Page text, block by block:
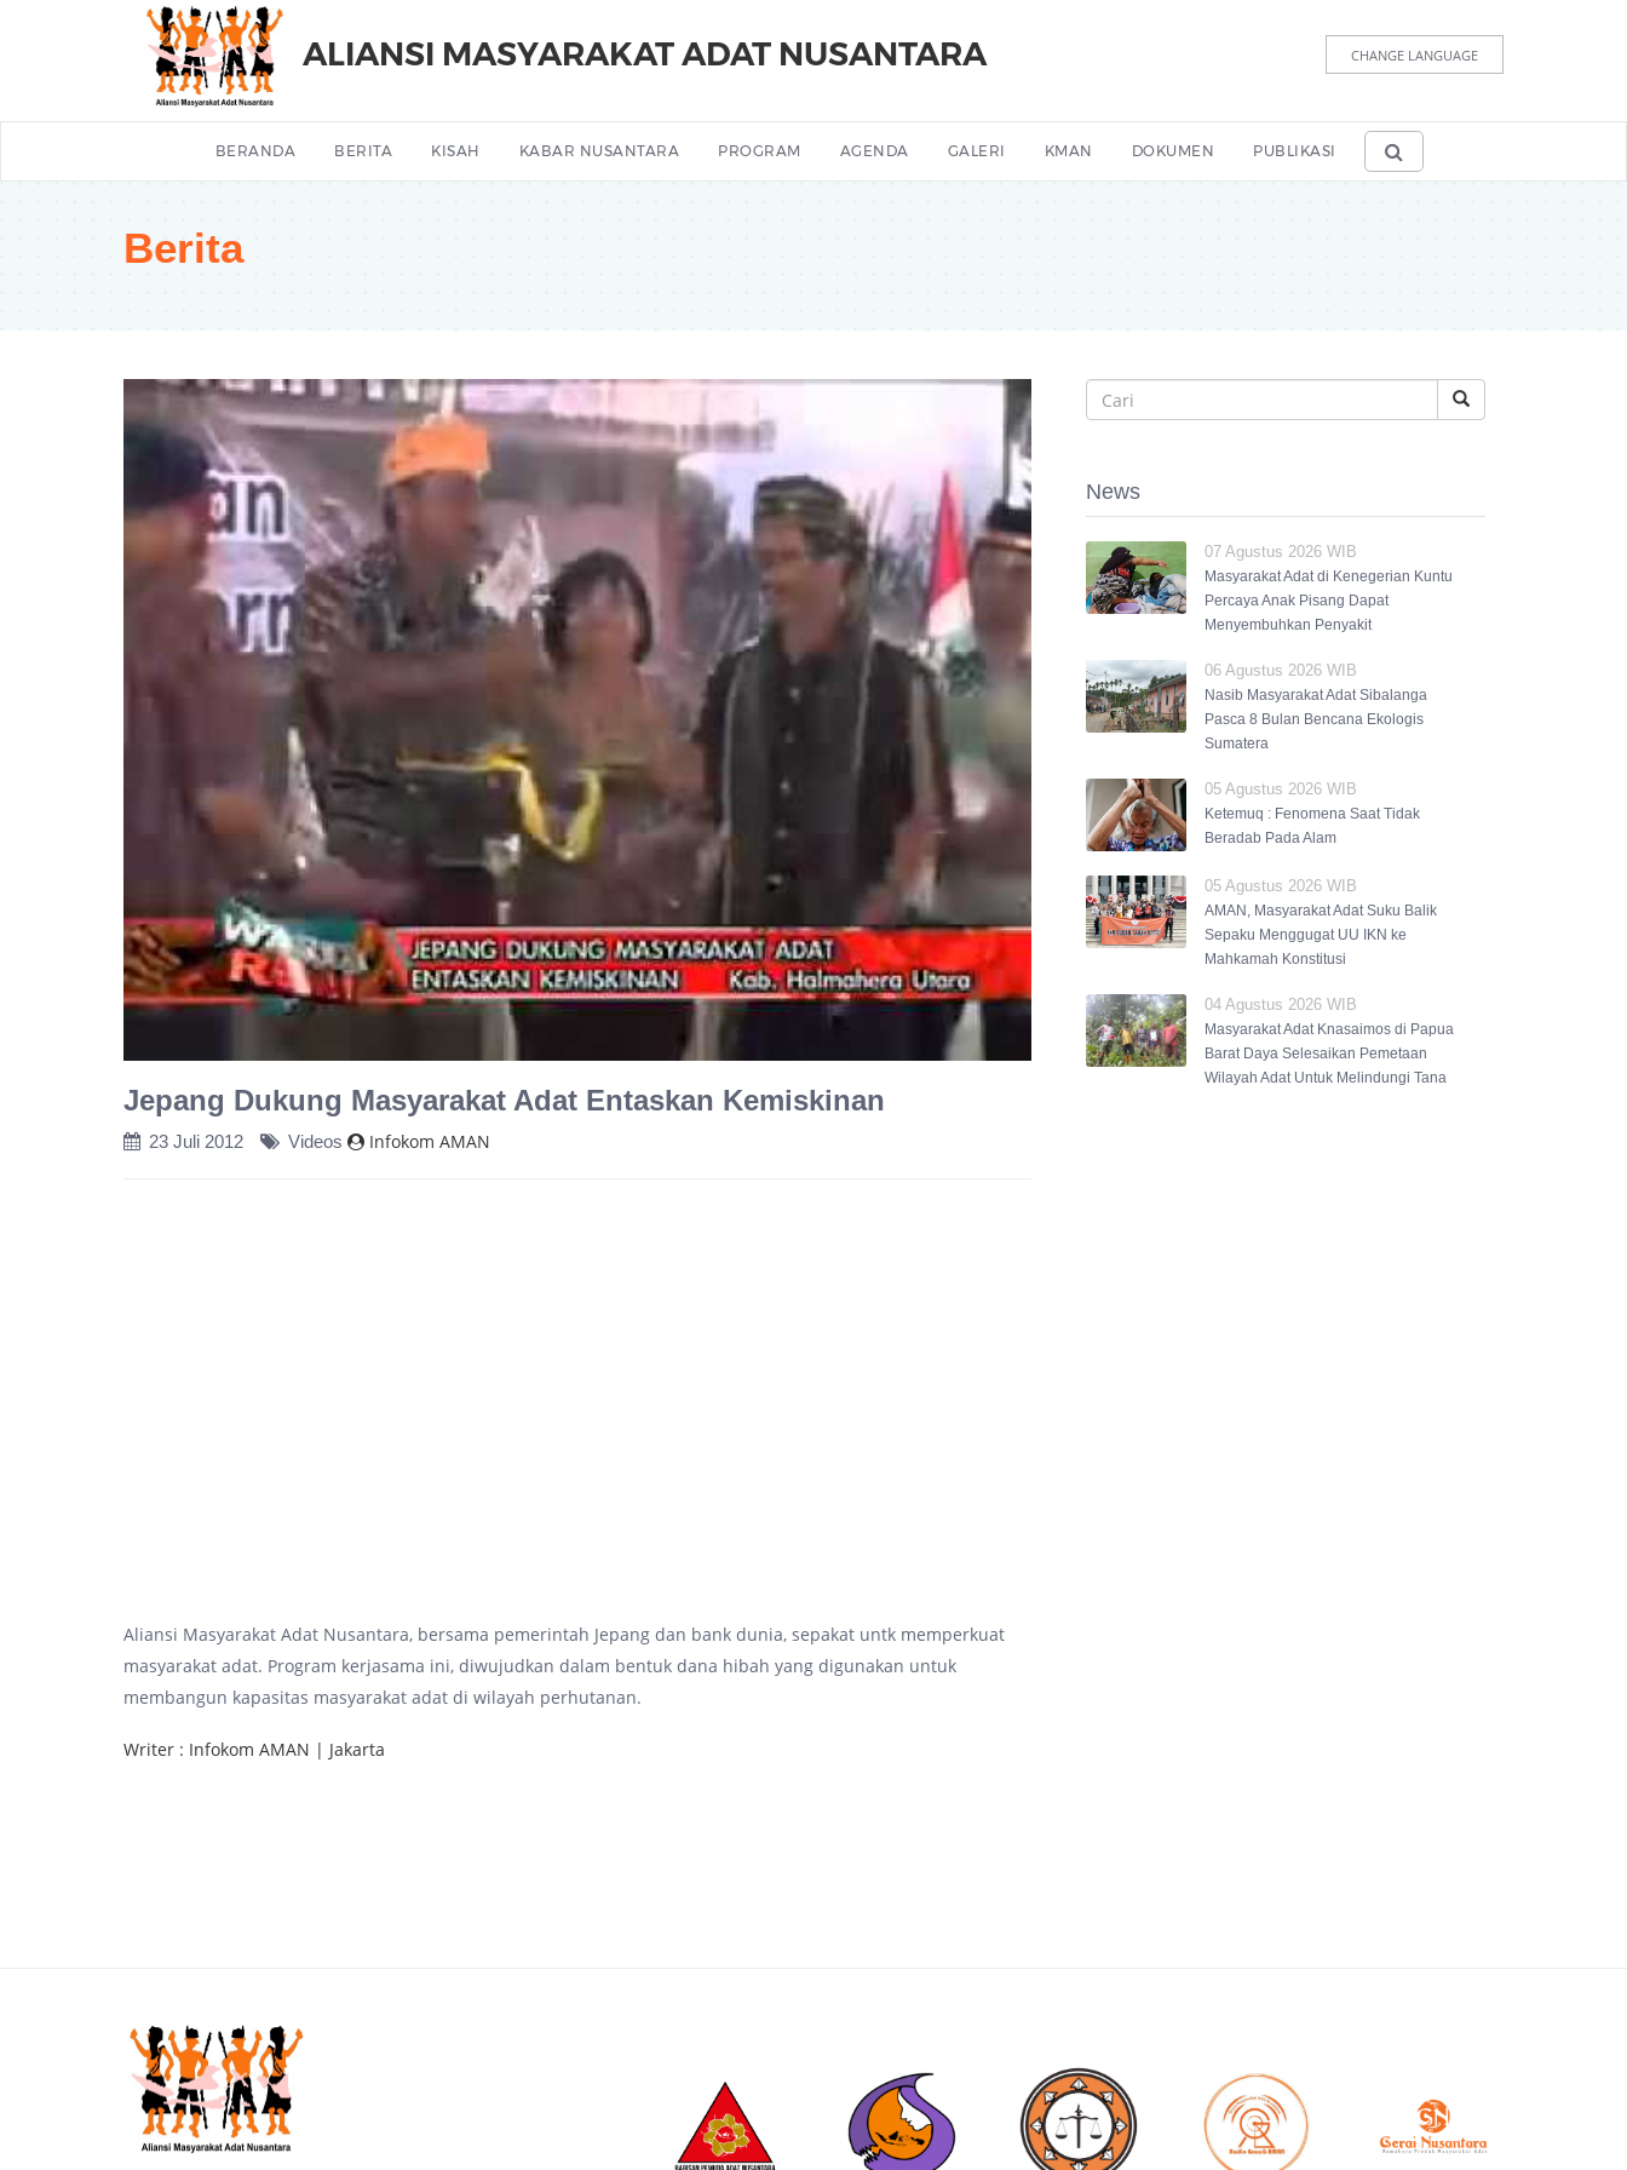
ALIANSI MASYARAKAT ADAT NUSANTARA CHANGE LANGUAGE
BERANDA BERITA KISAH KABAR NUSANTARA PROGRAM AGENDA GALERI KMAN DOKUMEN PUBLIKASI
Berita
Jepang Dukung Masyarakat Adat Entaskan Kemiskinan
23 Juli 2012 Videos Infokom AMAN
Aliansi Masyarakat Adat Nusantara, bersama pemerintah Jepang dan bank dunia, sepakat untk memperkuat
masyarakat adat. Program kerjasama ini, diwujudkan dalam bentuk dana hibah yang digunakan untuk
membangun kapasitas masyarakat adat di wilayah perhutanan.
Writer : Infokom AMAN | Jakarta
News
07 Agustus 2026 WIB
Masyarakat Adat di Kenegerian Kuntu
Percaya Anak Pisang Dapat
Menyembuhkan Penyakit
06 Agustus 2026 WIB
Nasib Masyarakat Adat Sibalanga
Pasca 8 Bulan Bencana Ekologis
Sumatera
05 Agustus 2026 WIB
Ketemuq : Fenomena Saat Tidak
Beradab Pada Alam
05 Agustus 2026 WIB
AMAN, Masyarakat Adat Suku Balik
Sepaku Menggugat UU IKN ke
Mahkamah Konstitusi
04 Agustus 2026 WIB
Masyarakat Adat Knasaimos di Papua
Barat Daya Selesaikan Pemetaan
Wilayah Adat Untuk Melindungi Tana